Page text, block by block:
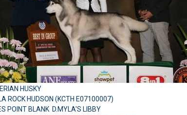
HUSKY
ROCK HUDSON (KCTH E07100007)
POINT BLANK D.MYLA'S LIBBY